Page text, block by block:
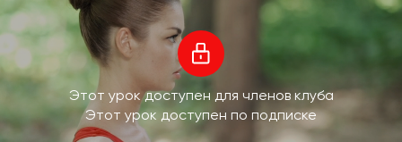
Этот урок доступен для членов клуба
Этот урок доступен по подписке